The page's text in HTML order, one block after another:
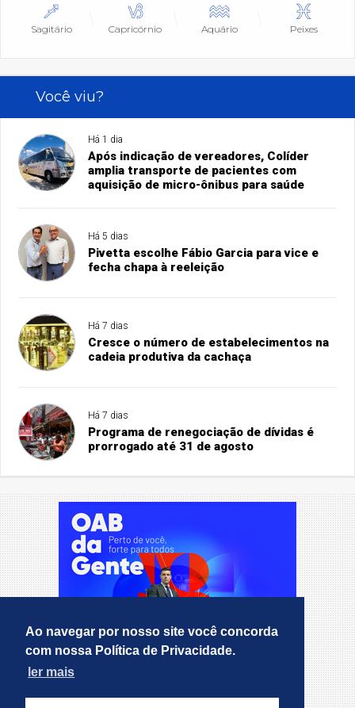
Ao navegar por nosso site você concorda
com nossa Política de Privacidade.
ler mais
Sagitário Capricórnio Aquário Peixes
Você viu?
Há 1 dia
Após indicação de vereadores, Colíder
amplia transporte de pacientes com
aquisição de micro-ônibus para saúde
Há 5 dias
Pivetta escolhe Fábio Garcia para vice e
fecha chapa à reeleição
Há 7 dias
Cresce o número de estabelecimentos na
cadeia produtiva da cachaça
Há 7 dias
Programa de renegociação de dívidas é
prorrogado até 31 de agosto